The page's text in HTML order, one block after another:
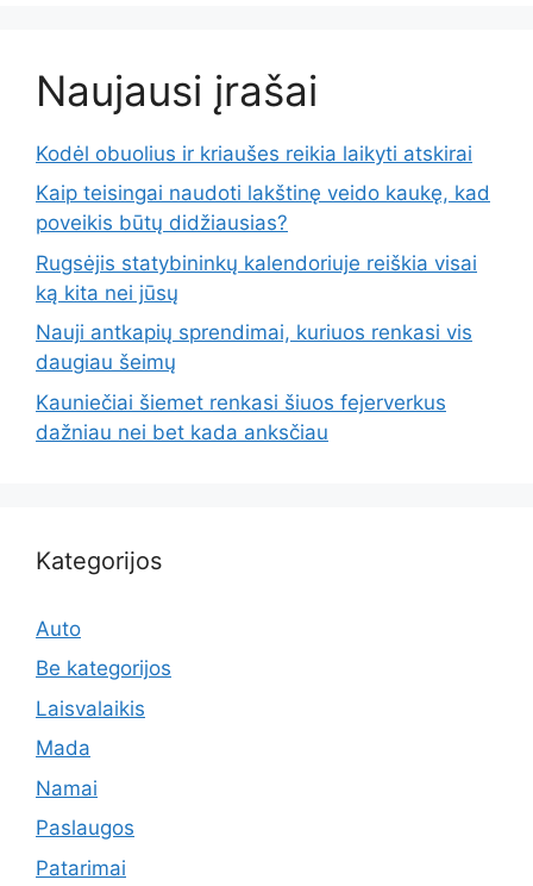
Naujausi įrašai
Kodėl obuolius ir kriaušes reikia laikyti atskirai
Kaip teisingai naudoti lakštinę veido kaukę, kad
poveikis būtų didžiausias?
Rugsėjis statybininkų kalendoriuje reiškia visai
ką kita nei jūsų
Nauji antkapių sprendimai, kuriuos renkasi vis
daugiau šeimų
Kauniečiai šiemet renkasi šiuos fejerverkus
dažniau nei bet kada anksčiau
Kategorijos
Auto
Be kategorijos
Laisvalaikis
Mada
Namai
Paslaugos
Patarimai